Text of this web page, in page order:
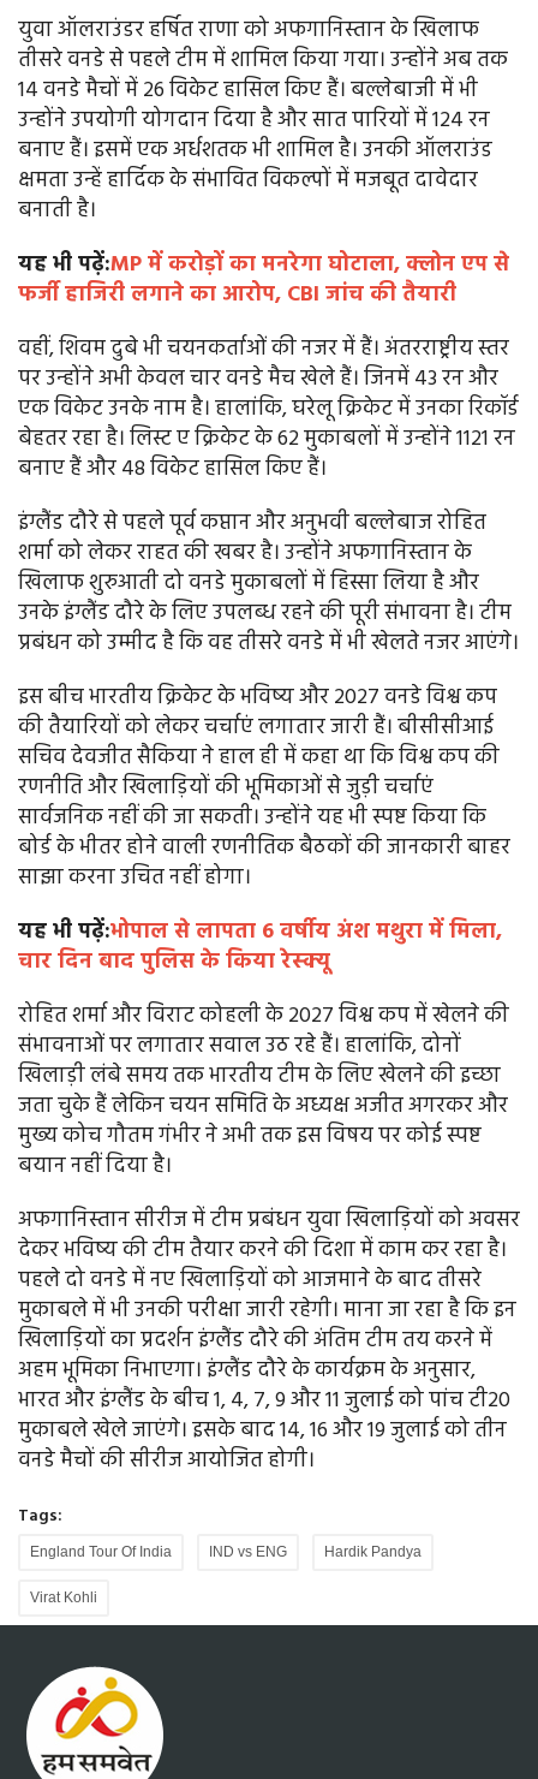
युवा ऑलराउंडर हर्षित राणा को अफगानिस्तान के खिलाफ
तीसरे वनडे से पहले टीम में शामिल किया गया। उन्होंने अब तक
14 वनडे मैचों में 26 विकेट हासिल किए हैं। बल्लेबाजी में भी
उन्होंने उपयोगी योगदान दिया है और सात पारियों में 124 रन
बनाए हैं। इसमें एक अर्धशतक भी शामिल है। उनकी ऑलराउंड
क्षमता उन्हें हार्दिक के संभावित विकल्पों में मजबूत दावेदार
बनाती है।
यह भी पढ़ें:MP में करोड़ों का मनरेगा घोटाला, क्लोन एप से
फर्जी हाजिरी लगाने का आरोप, CBI जांच की तैयारी
वहीं, शिवम दुबे भी चयनकर्ताओं की नजर में हैं। अंतरराष्ट्रीय स्तर
पर उन्होंने अभी केवल चार वनडे मैच खेले हैं। जिनमें 43 रन और
एक विकेट उनके नाम है। हालांकि, घरेलू क्रिकेट में उनका रिकॉर्ड
बेहतर रहा है। लिस्ट ए क्रिकेट के 62 मुकाबलों में उन्होंने 1121 रन
बनाए हैं और 48 विकेट हासिल किए हैं।
इंग्लैंड दौरे से पहले पूर्व कप्तान और अनुभवी बल्लेबाज रोहित
शर्मा को लेकर राहत की खबर है। उन्होंने अफगानिस्तान के
खिलाफ शुरुआती दो वनडे मुकाबलों में हिस्सा लिया है और
उनके इंग्लैंड दौरे के लिए उपलब्ध रहने की पूरी संभावना है। टीम
प्रबंधन को उम्मीद है कि वह तीसरे वनडे में भी खेलते नजर आएंगे।
इस बीच भारतीय क्रिकेट के भविष्य और 2027 वनडे विश्व कप
की तैयारियों को लेकर चर्चाएं लगातार जारी हैं। बीसीसीआई
सचिव देवजीत सैकिया ने हाल ही में कहा था कि विश्व कप की
रणनीति और खिलाड़ियों की भूमिकाओं से जुड़ी चर्चाएं
सार्वजनिक नहीं की जा सकती। उन्होंने यह भी स्पष्ट किया कि
बोर्ड के भीतर होने वाली रणनीतिक बैठकों की जानकारी बाहर
साझा करना उचित नहीं होगा।
यह भी पढ़ें:भोपाल से लापता 6 वर्षीय अंश मथुरा में मिला,
चार दिन बाद पुलिस के किया रेस्क्यू
रोहित शर्मा और विराट कोहली के 2027 विश्व कप में खेलने की
संभावनाओं पर लगातार सवाल उठ रहे हैं। हालांकि, दोनों
खिलाड़ी लंबे समय तक भारतीय टीम के लिए खेलने की इच्छा
जता चुके हैं लेकिन चयन समिति के अध्यक्ष अजीत अगरकर और
मुख्य कोच गौतम गंभीर ने अभी तक इस विषय पर कोई स्पष्ट
बयान नहीं दिया है।
अफगानिस्तान सीरीज में टीम प्रबंधन युवा खिलाड़ियों को अवसर
देकर भविष्य की टीम तैयार करने की दिशा में काम कर रहा है।
पहले दो वनडे में नए खिलाड़ियों को आजमाने के बाद तीसरे
मुकाबले में भी उनकी परीक्षा जारी रहेगी। माना जा रहा है कि इन
खिलाड़ियों का प्रदर्शन इंग्लैंड दौरे की अंतिम टीम तय करने में
अहम भूमिका निभाएगा। इंग्लैंड दौरे के कार्यक्रम के अनुसार,
भारत और इंग्लैंड के बीच 1, 4, 7, 9 और 11 जुलाई को पांच टी20
मुकाबले खेले जाएंगे। इसके बाद 14, 16 और 19 जुलाई को तीन
वनडे मैचों की सीरीज आयोजित होगी।
Tags:
England Tour Of India IND vs ENG Hardik Pandya
Virat Kohli